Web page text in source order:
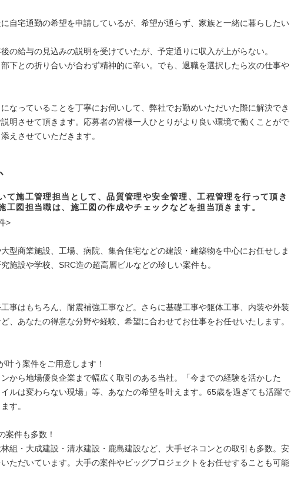
に自宅通勤の希望を申請しているが、希望が通らず、家族と一緒に暮らしたい
後の給与の見込みの説明を受けていたが、予定通りに収入が上がらない。
部下との折り合いが合わず精神的に辛い。でも、退職を選択したら次の仕事や
なっていることを丁寧にお伺いして、弊社でお勤めいただいた際に解決でき
明させて頂きます。応募者の皆様一人ひとりがより良い環境で働くことがで
えさせていただきます。
て施工管理担当として、品質管理や安全管理、工程管理を行って頂き
工図担当職は、施工図の作成やチェックなどを担当頂きます。
>
型商業施設、工場、病院、集合住宅などの建設・建築物を中心にお任せしま
施設や学校、SRC造の超高層ビルなどの珍しい案件も。
事はもちろん、耐震補強工事など。さらに基礎工事や躯体工事、内装や外装
、あなたの得意な分野や経験、希望に合わせてお仕事をお任せいたします。
叶う案件をご用意します！
から地場優良企業まで幅広く取引のある当社。「今までの経験を活かした
ルは変わらない現場」等、あなたの希望を叶えます。65歳を過ぎても活躍で
す。
案件も多数！
組・大成建設・清水建設・鹿島建設など、大手ゼネコンとの取引も多数。安
ただいています。大手の案件やビッグプロジェクトをお任せすることも可能